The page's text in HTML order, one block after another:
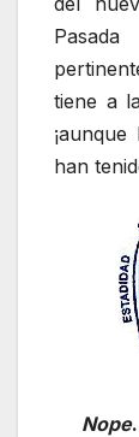
tiene a
han
Nope